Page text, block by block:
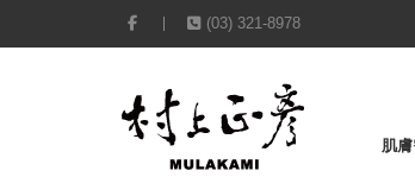
(03) 321-8978
肌